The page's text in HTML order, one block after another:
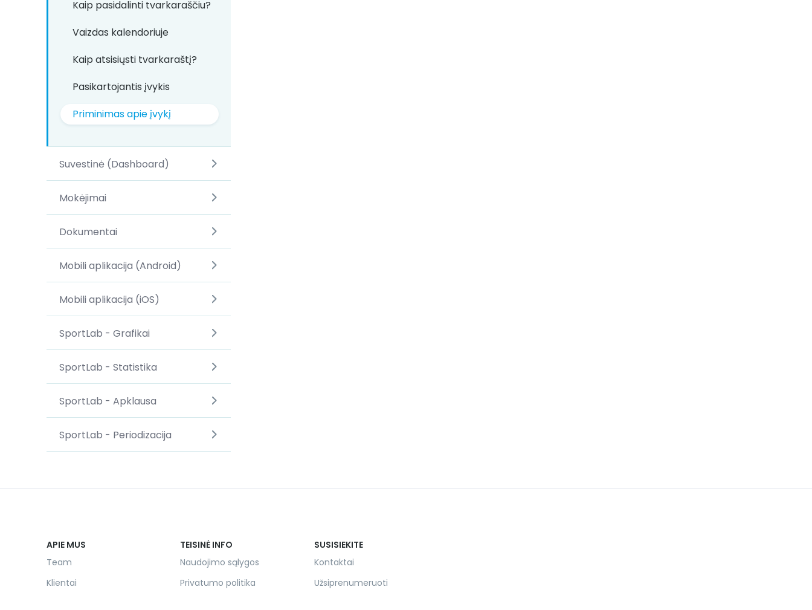
Kaip pasidalinti tvarkaraščiu?
Vaizdas kalendoriuje
Kaip atsisiųsti tvarkaraštį?
Pasikartojantis įvykis
Priminimas apie įvykį
Suvestinė (Dashboard)
Mokėjimai
Dokumentai
Mobili aplikacija (Android)
Mobili aplikacija (iOS)
SportLab - Grafikai
SportLab - Statistika
SportLab - Apklausa
SportLab - Periodizacija
APIE MUS
Team
Klientai
TEISINĖ INFO
Naudojimo sąlygos
Privatumo politika
SUSISIEKITE
Kontaktai
Užsiprenumeruoti